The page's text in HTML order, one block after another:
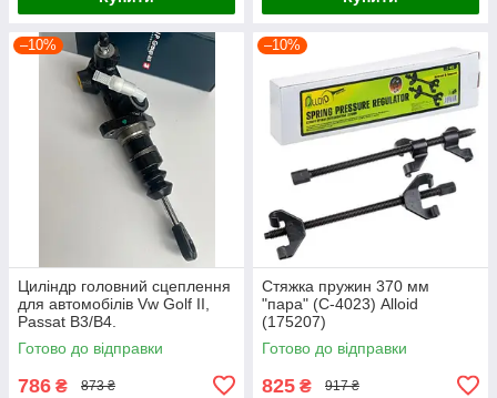
–10%
Циліндр головний сцеплення
для автомобілів Vw Golf II,
Passat B3/B4.
Готово до відправки
786 ₴ 873 ₴
–10%
Стяжка пружин 370 мм
"пара" (С-4023) Alloid
(175207)
Готово до відправки
825 ₴ 917 ₴